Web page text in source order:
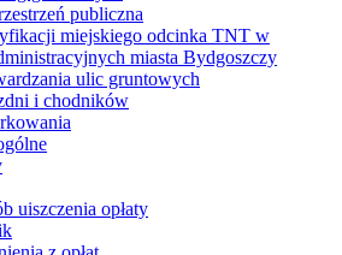
publiczna
miejskiego odcinka TNT w
miasta Bydgoszczy
ulic gruntowych
i chodników
uiszczenia opłaty